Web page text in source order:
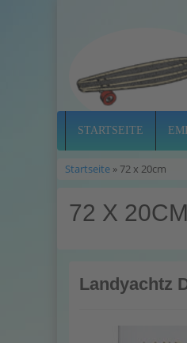
STARTSEITE
Startseite » 72 x 20cm
72 X 20CM
Landyachtz